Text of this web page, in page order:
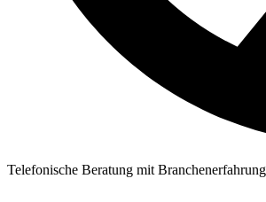
Telefonische Beratung mit Branchenerfahrung